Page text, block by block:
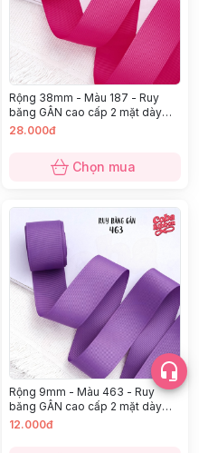
Rộng 38mm - Màu 187 - Ruy
băng GÂN cao cấp 2 mặt dày
dặn
28.000đ
Chọn mua
Rộng 9mm - Màu 463 - Ruy
băng GÂN cao cấp 2 mặt dày
dặn
12.000đ